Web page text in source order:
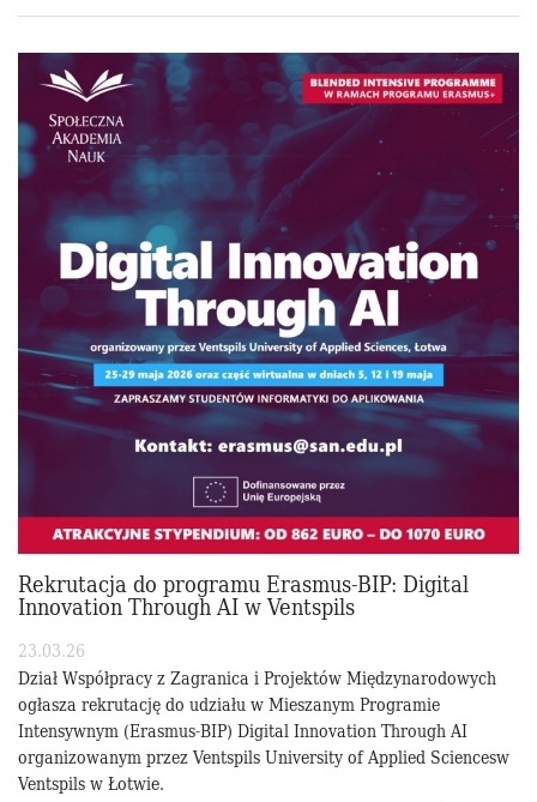
Rekrutacja do programu Erasmus-BIP: Digital
Innovation Through AI w Ventspils
23.03.26
Dział Współpracy z Zagranica i Projektów Międzynarodowych
ogłasza rekrutację do udziału w Mieszanym Programie
Intensywnym (Erasmus-BIP) Digital Innovation Through AI
organizowanym przez Ventspils University of Applied Sciencesw
Ventspils w Łotwie.